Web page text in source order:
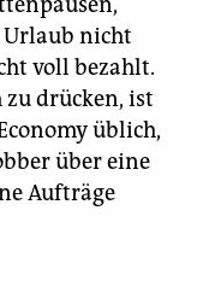
Urlaub nicht
voll bezahlt.
drücken, ist
üblich,
über eine
Aufträge